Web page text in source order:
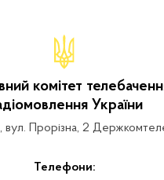
комітет
України
вул. Прорізна, 2
Телефони: